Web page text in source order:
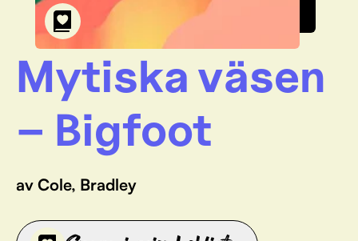
Mytiska väsen
– Bigfoot
av Cole, Bradley